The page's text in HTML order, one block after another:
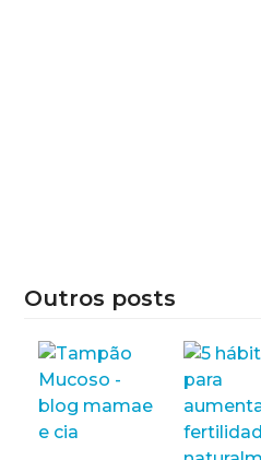
Outros posts